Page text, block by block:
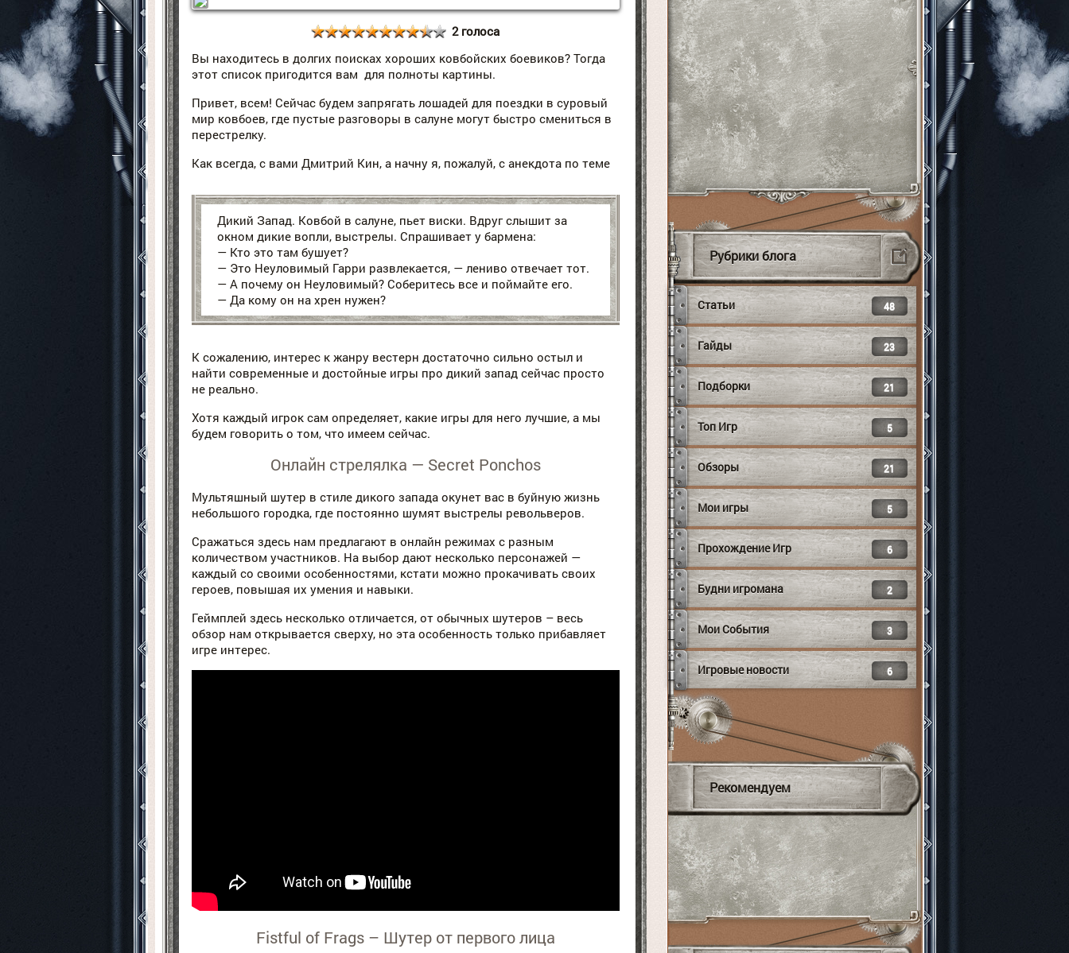
2 голоса
Вы находитесь в долгих поисках хороших ковбойских боевиков? Тогда
этот список пригодится вам для полноты картины.
Привет, всем! Сейчас будем запрягать лошадей для поездки в суровый
мир ковбоев, где пустые разговоры в салуне могут быстро смениться в
перестрелку.
Как всегда, с вами Дмитрий Кин, а начну я, пожалуй, с анекдота по теме
Дикий Запад. Ковбой в салуне, пьет виски. Вдруг слышит за
окном дикие вопли, выстрелы. Спрашивает у бармена:
— Кто это там бушует?
— Это Неуловимый Гарри развлекается, — лениво отвечает тот.
— А почему он Неуловимый? Соберитесь все и поймайте его.
— Да кому он на хрен нужен?
К сожалению, интерес к жанру вестерн достаточно сильно остыл и
найти современные и достойные игры про дикий запад сейчас просто
не реально.
Хотя каждый игрок сам определяет, какие игры для него лучшие, а мы
будем говорить о том, что имеем сейчас.
Онлайн стрелялка — Secret Ponchos
Мультяшный шутер в стиле дикого запада окунет вас в буйную жизнь
небольшого городка, где постоянно шумят выстрелы револьверов.
Сражаться здесь нам предлагают в онлайн режимах с разным
количеством участников. На выбор дают несколько персонажей —
каждый со своими особенностями, кстати можно прокачивать своих
героев, повышая их умения и навыки.
Геймплей здесь несколько отличается, от обычных шутеров – весь
обзор нам открывается сверху, но эта особенность только прибавляет
игре интерес.
Fistful of Frags – Шутер от первого лица
Рубрики блога
Статьи 48
Гайды 23
Подборки 21
Топ Игр 5
Обзоры 21
Мои игры 5
Прохождение Игр 6
Будни игромана 2
Мои События 3
Игровые новости 6
Рекомендуем